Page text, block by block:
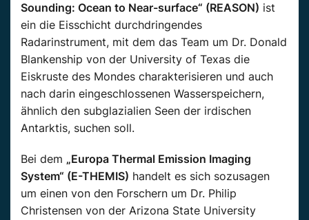
Sounding: Ocean to Near-surface“ (REASON) ist
ein die Eisschicht durchdringendes
Radarinstrument, mit dem das Team um Dr. Donald
Blankenship von der University of Texas die
Eiskruste des Mondes charakterisieren und auch
nach darin eingeschlossenen Wasserspeichern,
ähnlich den subglazialien Seen der irdischen
Antarktis, suchen soll.
Bei dem „Europa Thermal Emission Imaging
System“ (E-THEMIS) handelt es sich sozusagen
um einen von den Forschern um Dr. Philip
Christensen von der Arizona State University